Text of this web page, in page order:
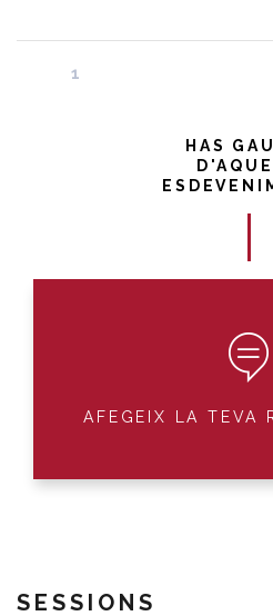
1
HAS
AFEGEIX LA TEVA
SESSIONS